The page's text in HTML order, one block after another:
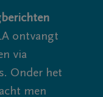
ontvangt
via
Onder het
men